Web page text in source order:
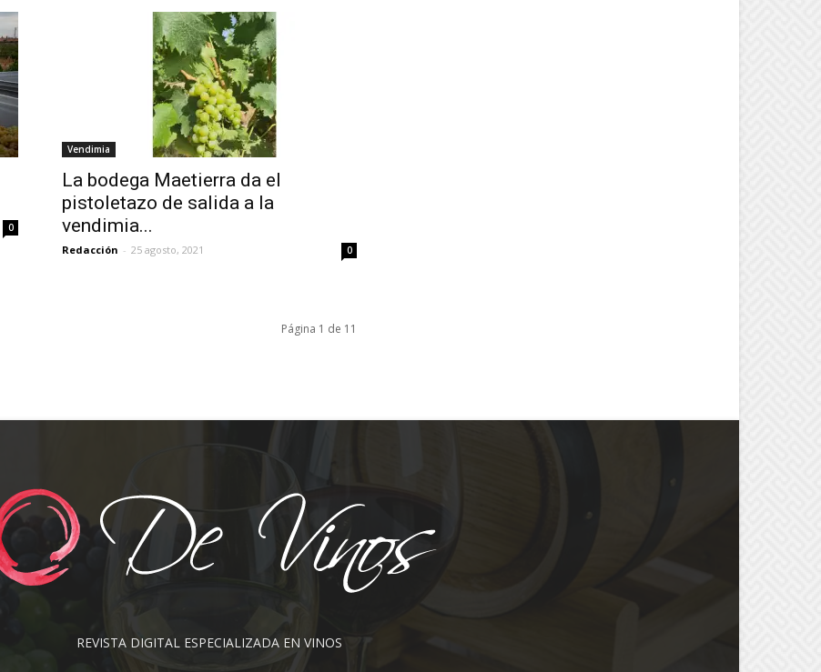
0
Vendimia
La bodega Maetierra da el
pistoletazo de salida a la
vendimia...
Redacción - 25 agosto, 2021 0
Página 1 de 11
REVISTA DIGITAL ESPECIALIZADA EN VINOS